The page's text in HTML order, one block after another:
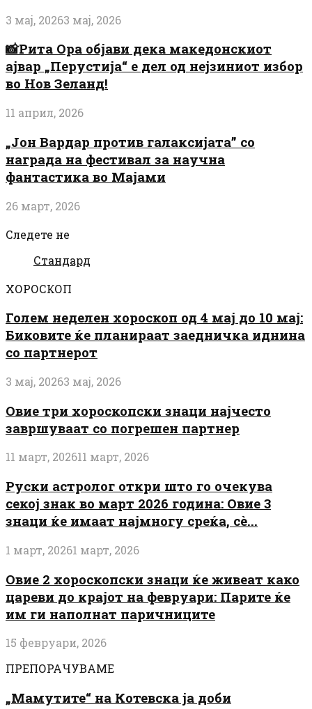
3 мај, 20263 мај, 2026
📸Рита Ора објави дека македонскиот
ајвар „Перустија“ е дел од нејзиниот избор
во Нов Зеланд!
11 април, 2026
„Јон Вардар против галаксијата” со
награда на фестивал за научна
фантастика во Мајами
26 март, 2026
Следете не
Стандард
ХОРОСКОП
Голем неделен хороскоп од 4 мај до 10 мај:
Биковите ќе планираат заедничка иднина
со партнерот
3 мај, 20263 мај, 2026
Овие три хороскопски знаци најчесто
завршуваат со погрешен партнер
11 март, 202611 март, 2026
Руски астролог откри што го очекува
секој знак во март 2026 година: Овие 3
знаци ќе имаат најмногу среќа, сè...
1 март, 20261 март, 2026
Овие 2 хороскопски знаци ќе живеат како
цареви до крајот на февруари: Парите ќе
им ги наполнат паричниците
15 февруари, 2026
ПРЕПОРАЧУВАМЕ
„Мамутите“ на Котевска ја доби